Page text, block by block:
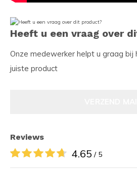
Heeft u een vraag over
Onze medewerker helpt u graag bij
juiste product
Reviews
4.65 / 5